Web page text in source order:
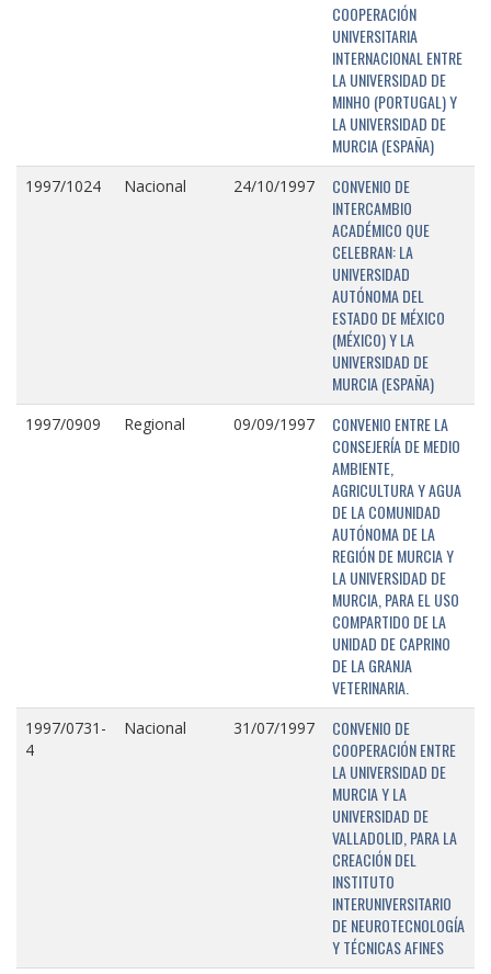
COOPERACIÓN
UNIVERSITARIA
INTERNACIONAL ENTRE
LA UNIVERSIDAD DE
MINHO (PORTUGAL) Y
LA UNIVERSIDAD DE
MURCIA (ESPAÑA)
1997/1024 Nacional 24/10/1997
CONVENIO DE
INTERCAMBIO
ACADÉMICO QUE
CELEBRAN: LA
UNIVERSIDAD
AUTÓNOMA DEL
ESTADO DE MÉXICO
(MÉXICO) Y LA
UNIVERSIDAD DE
MURCIA (ESPAÑA)
1997/0909 Regional 09/09/1997
CONVENIO ENTRE LA
CONSEJERÍA DE MEDIO
AMBIENTE,
AGRICULTURA Y AGUA
DE LA COMUNIDAD
AUTÓNOMA DE LA
REGIÓN DE MURCIA Y
LA UNIVERSIDAD DE
MURCIA, PARA EL USO
COMPARTIDO DE LA
UNIDAD DE CAPRINO
DE LA GRANJA
VETERINARIA.
1997/0731-
4
Nacional 31/07/1997
CONVENIO DE
COOPERACIÓN ENTRE
LA UNIVERSIDAD DE
MURCIA Y LA
UNIVERSIDAD DE
VALLADOLID, PARA LA
CREACIÓN DEL
INSTITUTO
INTERUNIVERSITARIO
DE NEUROTECNOLOGÍA
Y TÉCNICAS AFINES